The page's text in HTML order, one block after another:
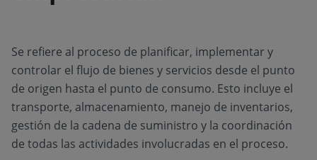
Se refiere al proceso de planificar, implementar y
controlar el flujo de bienes y servicios desde el punto
de origen hasta el punto de consumo. Esto incluye el
transporte, almacenamiento, manejo de inventarios,
gestión de la cadena de suministro y la coordinación
de todas las actividades involucradas en el proceso.